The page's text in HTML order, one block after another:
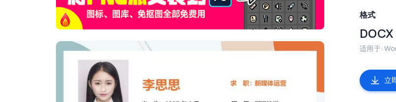
格式
DOCX
适用于:
立